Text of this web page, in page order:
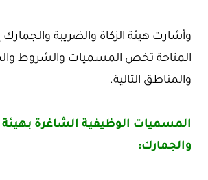
وأشارت هيئة الزكاة والضريبة والجمارك
المتاحة تخص المسميات والشروط
والمناطق التالية.
المسميات الوظيفية الشاغرة بهيئة
والجمارك: